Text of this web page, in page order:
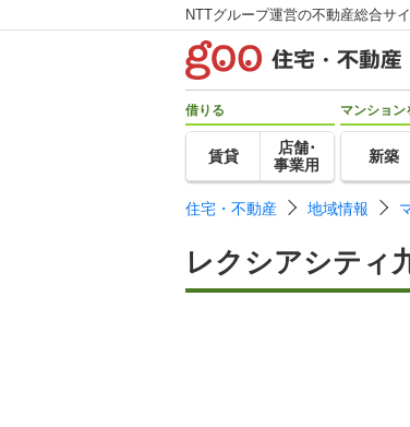
NTTグループ運営の不動産総合サ
借りる
賃貸
店舗･
事業用
マンション
新築
住宅・不動産 地域情報
レクシアシティ